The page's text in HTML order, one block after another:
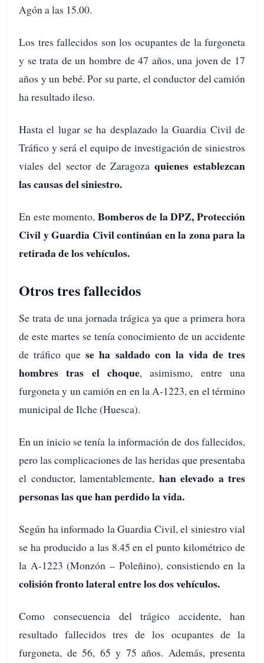
Agón a las 15.00.
Los tres fallecidos son los ocupantes de la furgoneta
y se trata de un hombre de 47 años, una joven de 17
años y un bebé. Por su parte, el conductor del camión
ha resultado ileso.
Hasta el lugar se ha desplazado la Guardia Civil de
Tráfico y será el equipo de investigación de siniestros
viales del sector de Zaragozaquienes establezcan
las causas del siniestro.
En este momento, Bomberos de la DPZ, Protección
Civil y Guardia Civilcontinúan en la zona para la
retirada de los vehículos.
Otros tres fallecidos
Se trata de una jornada trágica ya que a primera hora
de este martes se tenía conocimiento de un accidente
de tráfico que se ha saldado con la vida de tres
hombres tras el choque, asimismo, entre una
furgoneta y un camión en en la A-1223, en el término
municipal de Ilche (Huesca).
En un inicio se tenía la información de dos fallecidos,
pero las complicaciones de las heridas que presentaba
el conductor, lamentablemente, han elevado a tres
personas las que han perdido la vida.
Según ha informado la Guardia Civil, el siniestro vial
se ha producido a las 8.45 en el punto kilométrico de
la A-1223 (Monzón – Poleñino), consistiendo en la
colisión fronto lateral entre los dos vehículos.
Como consecuencia del trágico accidente, han
resultado fallecidos tres de los ocupantes de la
furgoneta, de 56, 65 y 75 años. Además, presenta